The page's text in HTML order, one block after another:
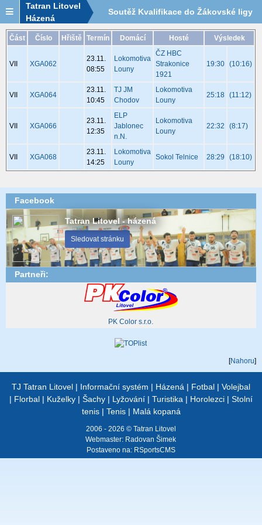
Tatran Litovel
Házená
Soutěž Kvalifikace do Žákovské ligy
2024/2025 - tým Lokomotiva Louny -
rozpis utkání
Část Číslo Hřiště Termín Domácí Hosté Výsledek
VII XGA062
23.11.
08:55
Lokomotiva
Louny
ČZ HBC
Strakonice
1921
19:30 (10:16)
VII XGA064
23.11.
10:45
TJ JM
Chodov
Lokomotiva
Louny
25:18 (11:12)
VII XGA066
23.11.
12:35
ELP
Jablonec
n.N.
Lokomotiva
Louny
22:32 (8:17)
VII XGA068
23.11.
14:25
Lokomotiva
Louny
Sokol Telnice 28:29 (18:10)
Facebook
Tatran Litovel - házená
Sledovat stránku
Partneři:
PK Color s.r.o.
[Nahoru]
TJ Tatran Litovel | Informační systém | Házená | Fotbal | Volejbal
| Florbal | Kuželky | Šachy | Lyžování | Turistika | Horolezci | Stolní
tenis| Tenis| Malá kopaná
2006 - 2026 © Tatran Litovel
Webmaster: Radovan Šimek
Postaveno na: RSportsCMS